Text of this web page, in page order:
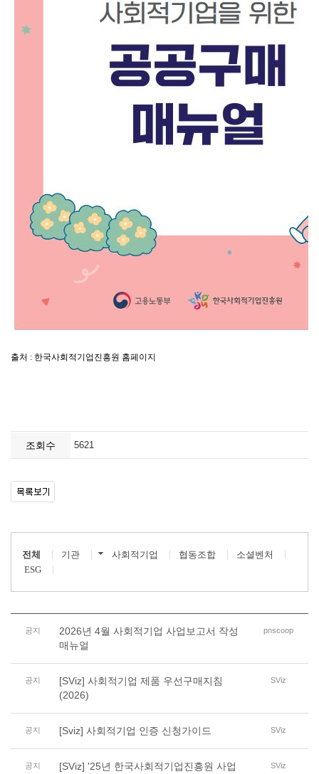
조회수 5621
전체 기관 사회적기업 협동조합
소셜벤처
ESG
공지
2026년 4월 사회적기업 사업보고서 작성
매뉴얼
pnscoop
공지
[SViz] 사회적기업 제품 우선구매지침
(2026)
SViz
공지 [Sviz] 사회적기업 인증 신청가이드 SViz
공지
[SViz] '25년 한국사회적기업진흥원 사업
SViz